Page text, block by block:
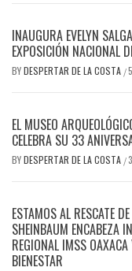
INAUGURA EVELYN
EXPOSICIÓN NACIONAL
BYDESPERTAR DE LA COSTA /
EL MUSEO
CELEBRA SU 33
BYDESPERTAR DE LA COSTA /
ESTAMOS AL RESCATE
SHEINBAUM ENCABEZA
REGIONAL IMSS
BIENESTAR